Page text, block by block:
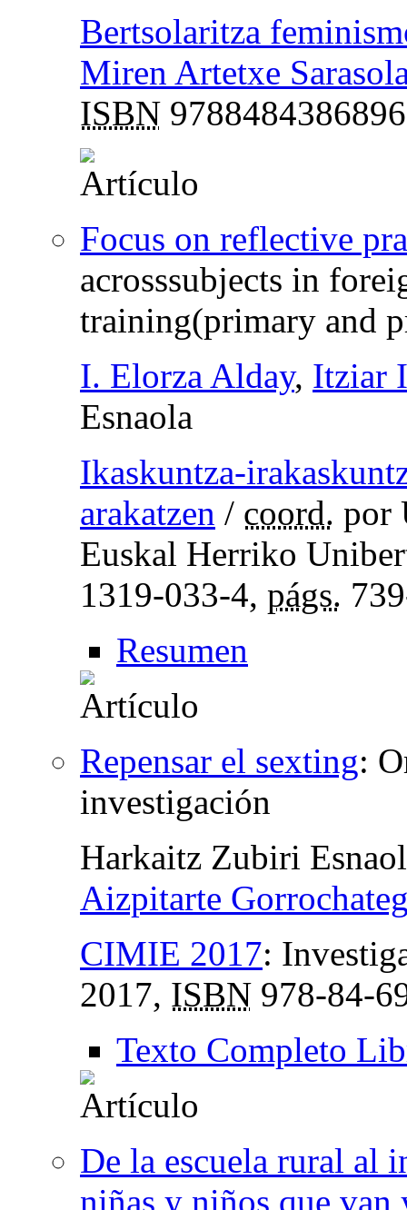
Bertsolaritza
Miren Artetxe
ISBN
Focus on reflective
acrosssubjects in
training(primary and
I. Elorza Alday, Itziar
Esnaola
Ikaskuntza-
arakatzen / coord. por
Euskal Herriko
1319-033-4, págs.
Resumen
Repensar el sexting:
investigación
Harkaitz Zubiri
Aizpitarte
CIMIE 2017:
2017, ISBN 978-84-
Texto Completo
De la escuela rural al
niñas y niños que van